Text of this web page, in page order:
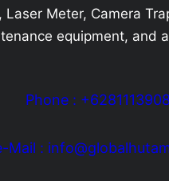
Laser Meter, Camera
equipment, and
Phone :
Mail :